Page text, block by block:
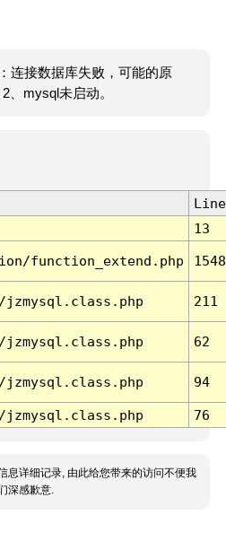
连接数据库失败，可能的原
、mysql未启动。
Line
13
function_extend.php 1548
211
62
94
76
息详细记录, 由此给您带来的访问不便我
深感歉意.